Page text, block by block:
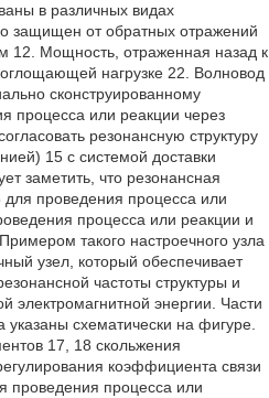
в различных видах
защищен от обратных отражений
12. Мощность, отраженная назад к
нагрузке 22. Волновод
сконструированному
процесса или реакции через
резонансную структуру
15 с системой доставки
заметить, что резонансная
проведения процесса или
процесса или реакции и
такого настроечного узла
узел, который обеспечивает
частоты структуры и
электромагнитной энергии. Части
указаны схематически на фигуре.
17, 18 скольжения
коэффициента связи
проведения процесса или